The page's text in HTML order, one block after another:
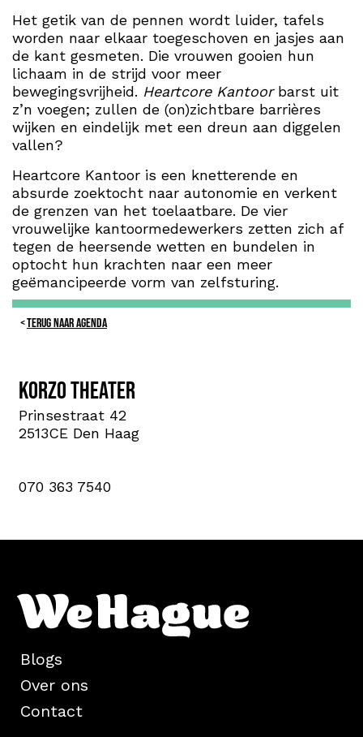
Het getik van de pennen wordt luider, tafels
worden naar elkaar toegeschoven en jasjes aan
de kant gesmeten. Die vrouwen gooien hun
lichaam in de strijd voor meer
bewegingsvrijheid. Heartcore Kantoorbarst uit
z’n voegen; zullen de (on)zichtbare barrières
wijken en eindelijk met een dreun aan diggelen
vallen?
Heartcore Kantoor is een knetterende en
absurde zoektocht naar autonomie en verkent
de grenzen van het toelaatbare. De vier
vrouwelijke kantoormedewerkers zetten zich af
tegen de heersende wetten en bundelen in
optocht hun krachten naar een meer
geëmancipeerde vorm van zelfsturing.
TERUG NAAR AGENDA
Korzo theater
Prinsestraat 42
2513CE Den Haag
070 363 7540
Blogs
Over ons
Contact